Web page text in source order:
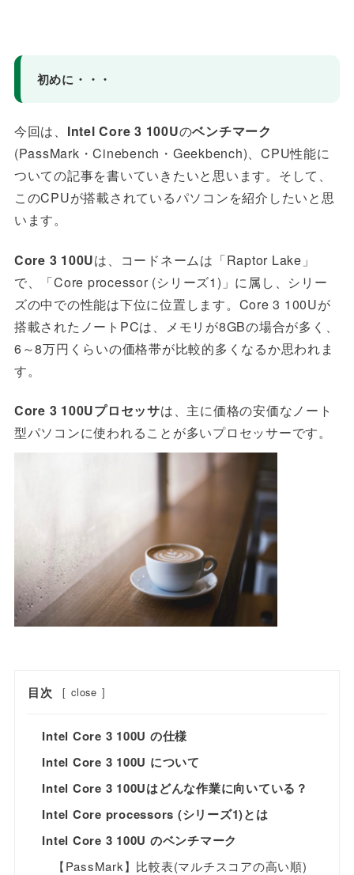
初めに・・・
今回は、 Intel Core 3 100Uのベンチマーク
(PassMark・Cinebench・Geekbench)、CPU性能に
ついての記事を書いていきたいと思います。そして、
このCPUが搭載されているパソコンを紹介したいと思
います。
Core 3 100Uは、コードネームは「Raptor Lake」
で、「Core processor (シリーズ1)」に属し、シリー
ズの中での性能は下位に位置します。Core 3 100Uが
搭載されたノートPCは、メモリが8GBの場合が多く、
6～8万円くらいの価格帯が比較的多くなるか思われま
す。
Core 3 100Uプロセッサは、主に価格の安価なノート
型パソコンに使われることが多いプロセッサーです。
目次 [ close ]
Intel Core 3 100U の仕様
Intel Core 3 100U について
Intel Core 3 100Uはどんな作業に向いている？
Intel Core processors (シリーズ1)とは
Intel Core 3 100U のベンチマーク
【PassMark】比較表(マルチスコアの高い順)